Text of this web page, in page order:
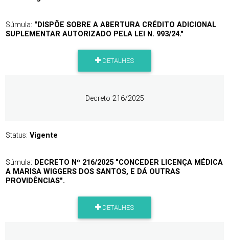
Súmula: "DISPÕE SOBRE A ABERTURA CRÉDITO ADICIONAL
SUPLEMENTAR AUTORIZADO PELA LEI N. 993/24."
DETALHES
Decreto 216/2025
Status: Vigente
Súmula: DECRETO Nº 216/2025 "CONCEDER LICENÇA MÉDICA
A MARISA WIGGERS DOS SANTOS, E DÁ OUTRAS
PROVIDÊNCIAS".
DETALHES